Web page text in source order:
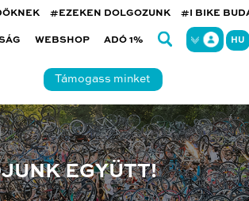
#EZEKEN DOLGOZUNK #I BIKE
WEBSHOP ADÓ 1% HU
Támogass minket
EGYÜTT!